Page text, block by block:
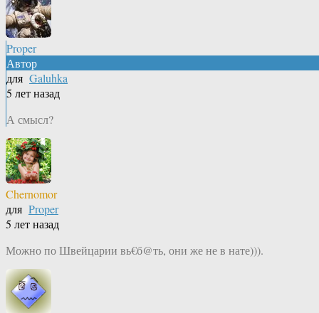
Proper
Автор
для Galuhka
5 лет назад
А смысл?
Chernomor
для Proper
5 лет назад
Можно по Швейцарии вь€б@ть, они же не в нате))).